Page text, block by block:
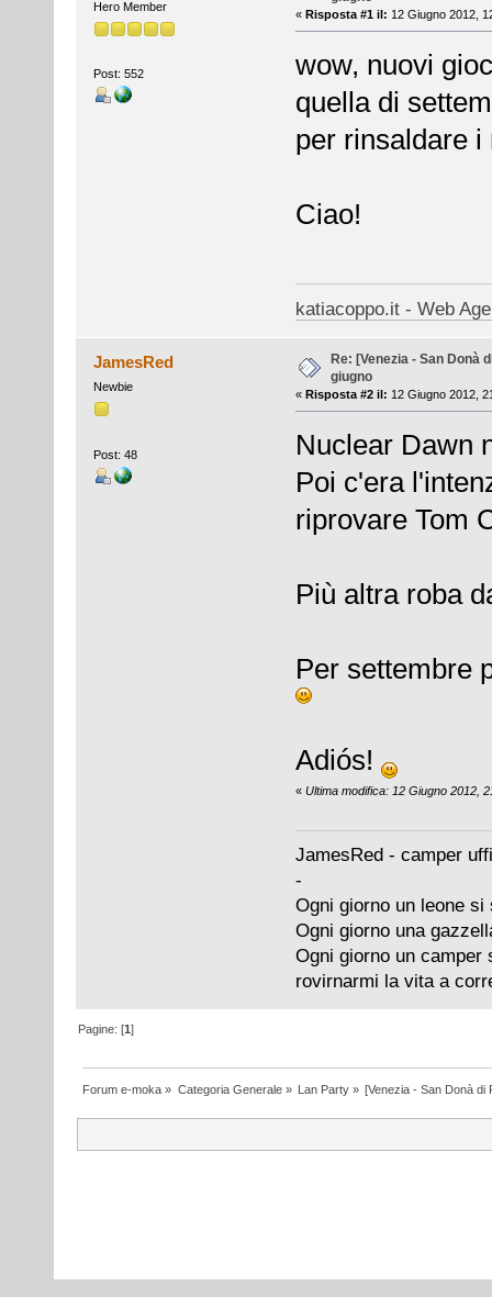
Hero Member
Post: 552
« Risposta #1 il: 12 Giugno 2012,
wow, nuovi
quella di
per rinsaldare i
Ciao!
katiacoppo.it - Web
JamesRed
Newbie
Post: 48
Re: [Venezia - San Donà
giugno
« Risposta #2 il: 12 Giugno 2012,
Nuclear Dawn
Poi c'era
riprovare Tom
Più altra roba
Per settembre
Adiós!
« Ultima modifica: 12 Giugno 2012,
JamesRed - camper
-
Ogni giorno un leone
Ogni giorno una
Ogni giorno un
rovirnarmi la vita a
Pagine: [1]
Forum e-moka » Categoria Generale» Lan Party» [Venezia - San Donà di